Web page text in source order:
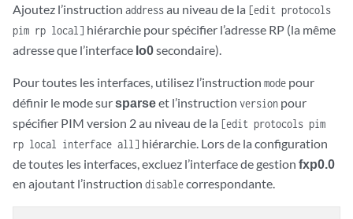
Ajoutez l’instruction addressau niveau de la [edit protocols
pim rp local] hiérarchie pour spécifier l’adresse RP (la même
adresse que l’interface lo0secondaire).
Pour toutes les interfaces, utilisez l’instruction mode pour
définir le mode sursparseet l’instruction version pour
spécifier PIM version 2 au niveau de la [edit protocols pim
rp local interface all] hiérarchie. Lors de la configuration
de toutes les interfaces, excluez l’interface de gestion fxp0.0
en ajoutant l’instruction disablecorrespondante.